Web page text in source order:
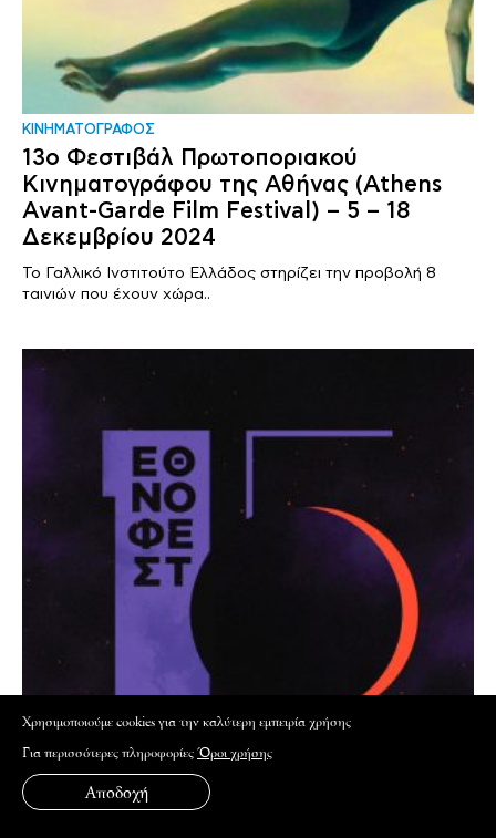
ΚΙΝΗΜΑΤΟΓΡΑΦΟΣ
13ο Φεστιβάλ Πρωτοποριακού
Κινηματογράφου της Αθήνας (Athens
Avant-Garde Film Festival) – 5 – 18
Δεκεμβρίου 2024
Το Γαλλικό Ινστιτούτο Ελλάδος στηρίζει την προβολή 8
ταινιών που έχουν χώρα..
Xρησιμοποιούμε cookies για την καλύτερη εμπειρία χρήσης
Για περισσότερες πληροφορίεςΌροι χρήσης
Αποδοχή